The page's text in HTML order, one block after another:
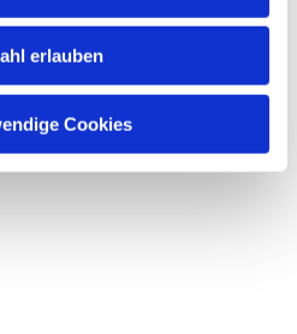
erlauben
Cookies